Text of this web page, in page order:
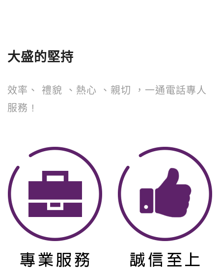
大盛的堅持
效率、 禮貌 、熱心 、親切 ，一通電話專人
服務 !